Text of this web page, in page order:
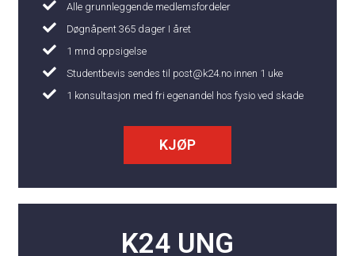
Alle grunnleggende medlemsfordeler
Døgnåpent 365 dager I året
1 mnd oppsigelse
Studentbevis sendes til post@k24.no innen 1 uke
1 konsultasjon med fri egenandel hos fysio ved skade
KJØP
K24 UNG